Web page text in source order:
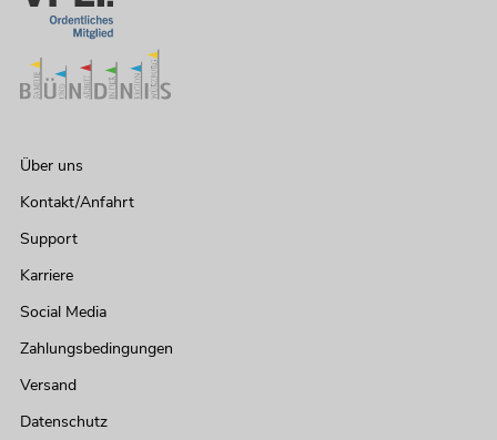
Panel
Über uns
Kontakt/Anfahrt
Support
Karriere
Social Media
Zahlungsbedingungen
Versand
Datenschutz